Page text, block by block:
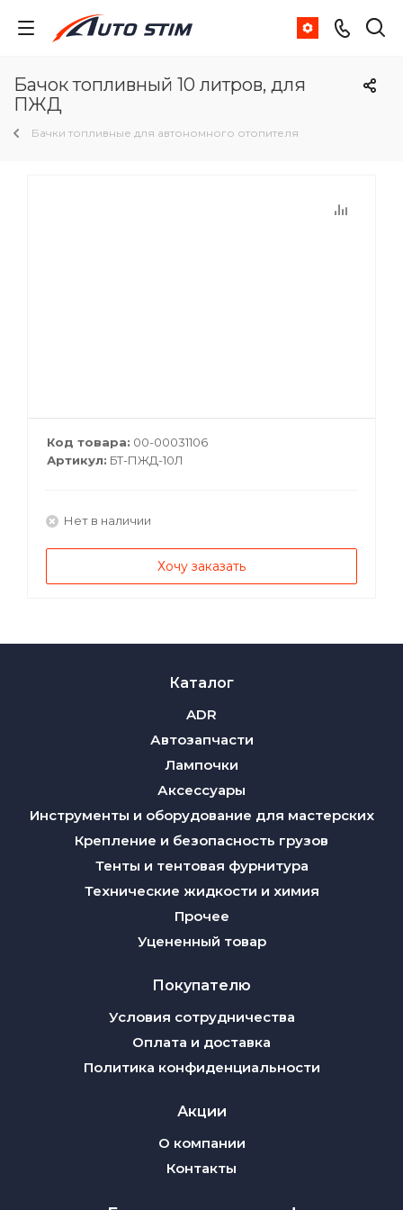
Бачок топливный 10 литров, для
ПЖД
Бачки топливные для автономного отопителя
Код товара: 00-00031106
Артикул: БТ-ПЖД-10Л
Нет в наличии
Хочу заказать
Каталог
ADR
Автозапчасти
Лампочки
Аксессуары
Инструменты и оборудование для мастерских
Крепление и безопасность грузов
Тенты и тентовая фурнитура
Технические жидкости и химия
Прочее
Уцененный товар
Покупателю
Условия сотрудничества
Оплата и доставка
Политика конфиденциальности
Акции
О компании
Контакты